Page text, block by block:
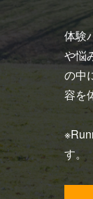
体験
や悩
の中
容を
す。